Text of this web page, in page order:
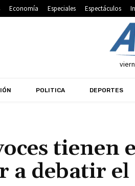
Economía Especiales Espectáculos
POLITICA DEPORTES
tienen
a debatir